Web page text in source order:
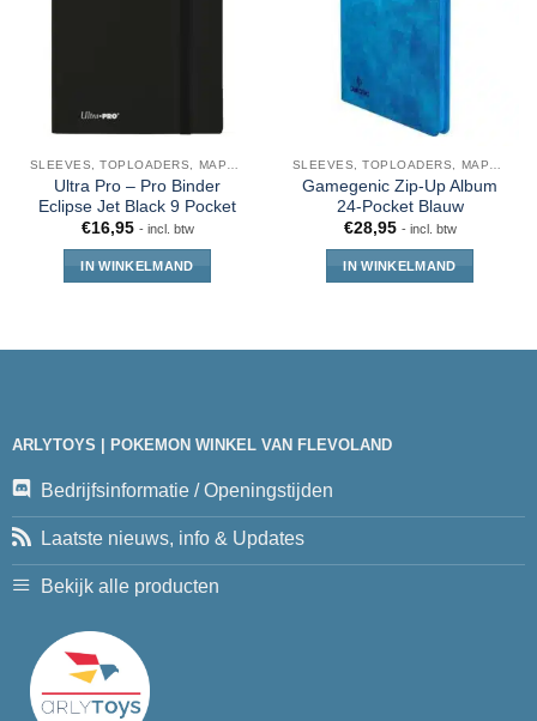
SLEEVES, TOPLOADERS, MAPPEN EN DECKBOX
Ultra Pro – Pro Binder
Eclipse Jet Black 9 Pocket
€16,95 - incl. btw
IN WINKELMAND
SLEEVES, TOPLOADERS, MAPPEN EN DECKBOX
Gamegenic Zip-Up Album
24-Pocket Blauw
€28,95 - incl. btw
IN WINKELMAND
ARLYTOYS | POKEMON WINKEL VAN FLEVOLAND
Bedrijfsinformatie / Openingstijden
Laatste nieuws, info & Updates
Bekijk alle producten